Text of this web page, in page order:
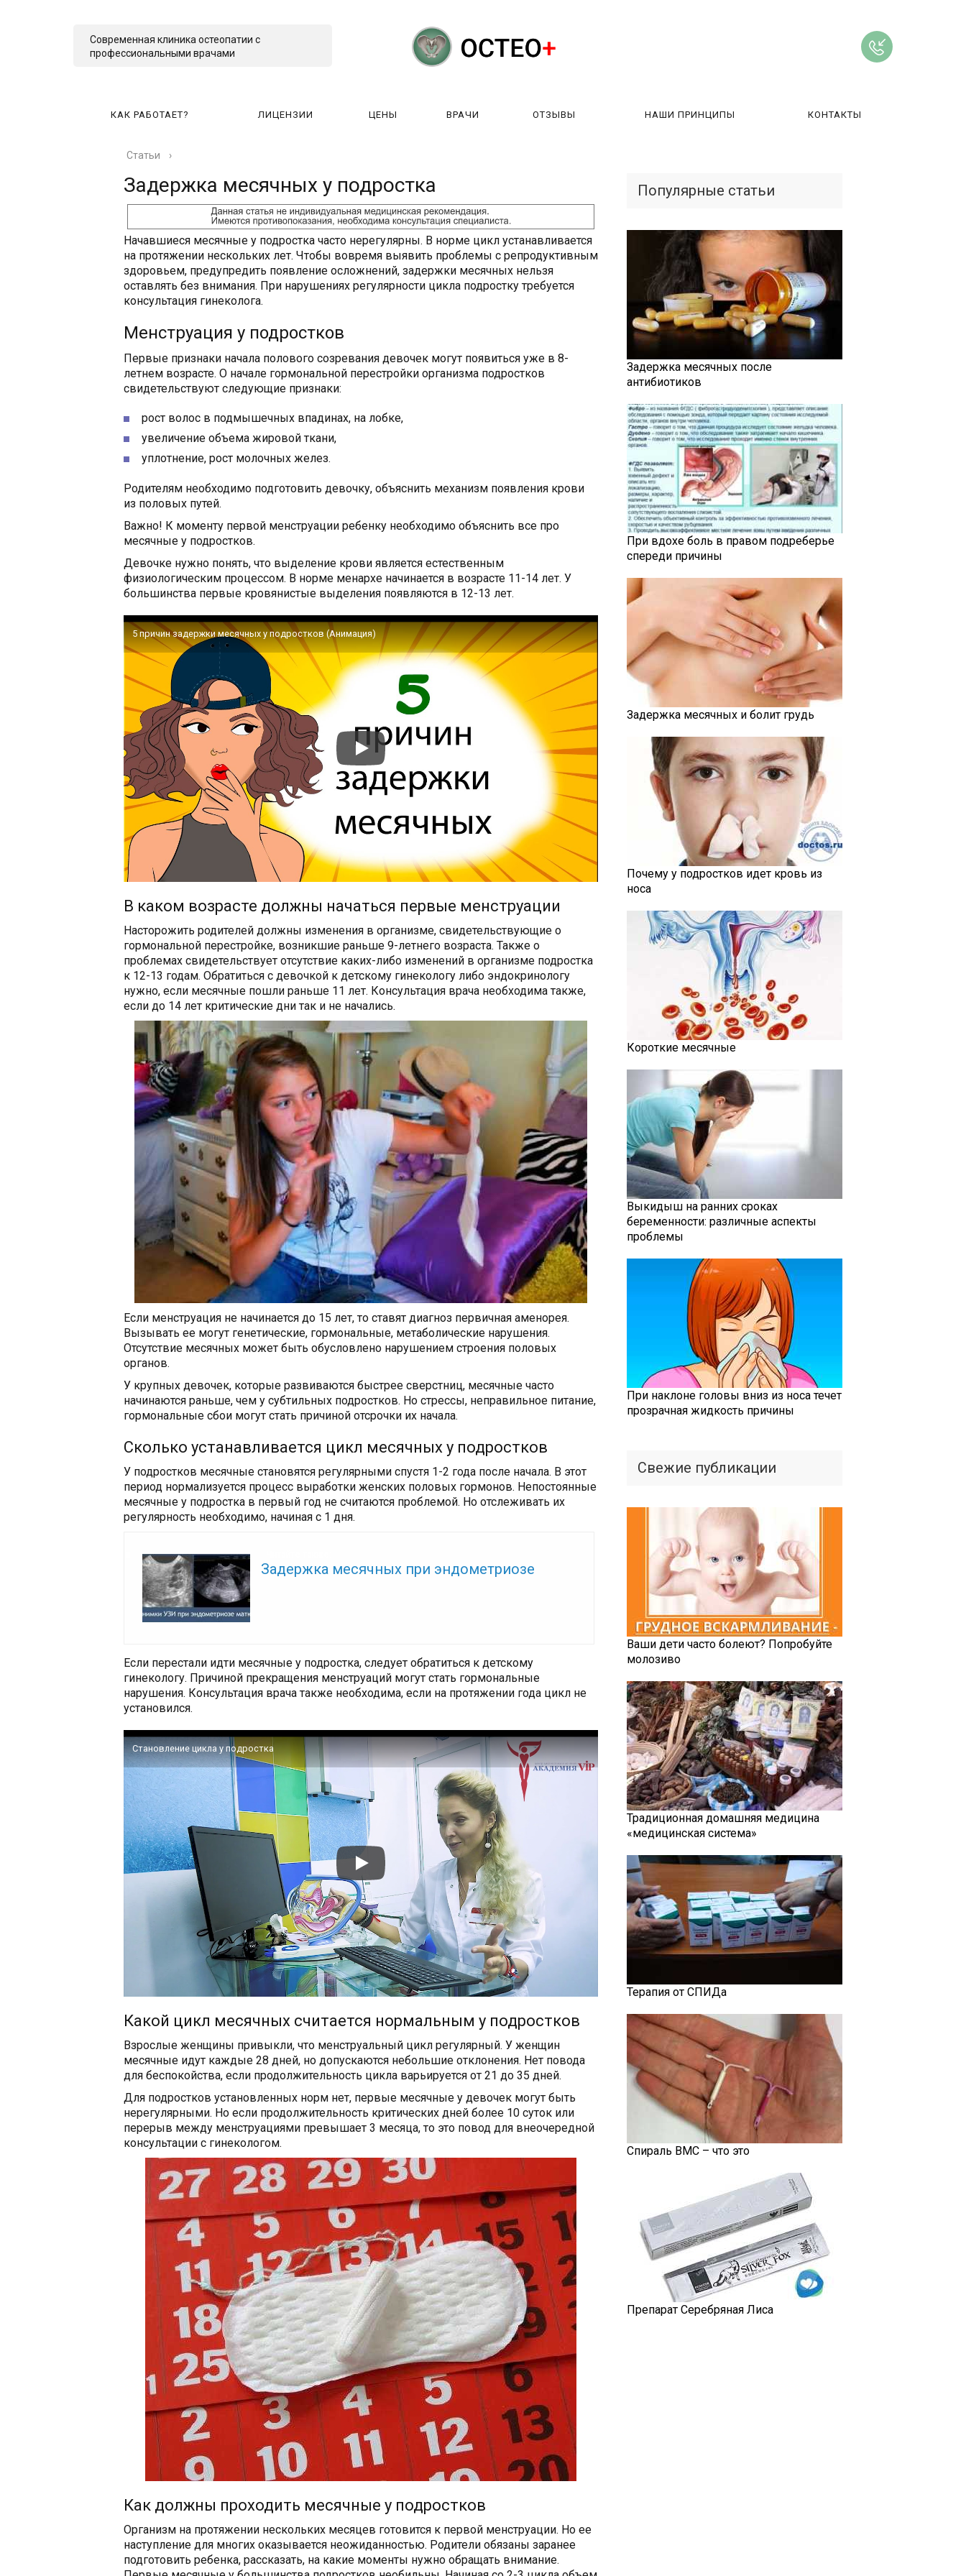
Современная клиника остеопатии с
профессиональными врачами
КАК РАБОТАЕТ? ЛИЦЕНЗИИ ЦЕНЫ ВРАЧИ ОТЗЫВЫ НАШИ ПРИНЦИПЫ КОНТАКТЫ
Статьи ›
Задержка месячных у подростка
Начавшиеся месячные у подростка часто нерегулярны. В норме цикл устанавливается
на протяжении нескольких лет. Чтобы вовремя выявить проблемы с репродуктивным
здоровьем, предупредить появление осложнений, задержки месячных нельзя
оставлять без внимания. При нарушениях регулярности цикла подростку требуется
консультация гинеколога.
Менструация у подростков
Первые признаки начала полового созревания девочек могут появиться уже в 8-
летнем возрасте. О начале гормональной перестройки организма подростков
свидетельствуют следующие признаки:
рост волос в подмышечных впадинах, на лобке,
увеличение объема жировой ткани,
уплотнение, рост молочных желез.
Родителям необходимо подготовить девочку, объяснить механизм появления крови
из половых путей.
Важно! К моменту первой менструации ребенку необходимо объяснить все про
месячные у подростков.
Девочке нужно понять, что выделение крови является естественным
физиологическим процессом. В норме менархе начинается в возрасте 11-14 лет. У
большинства первые кровянистые выделения появляются в 12-13 лет.
5 причин задержки месячных у подростков (Анимация)
В каком возрасте должны начаться первые менструации
Насторожить родителей должны изменения в организме, свидетельствующие о
гормональной перестройке, возникшие раньше 9-летнего возраста. Также о
проблемах свидетельствует отсутствие каких-либо изменений в организме подростка
к 12-13 годам. Обратиться с девочкой к детскому гинекологу либо эндокринологу
нужно, если месячные пошли раньше 11 лет. Консультация врача необходима также,
если до 14 лет критические дни так и не начались.
Если менструация не начинается до 15 лет, то ставят диагноз первичная аменорея.
Вызывать ее могут генетические, гормональные, метаболические нарушения.
Отсутствие месячных может быть обусловлено нарушением строения половых
органов.
У крупных девочек, которые развиваются быстрее сверстниц, месячные часто
начинаются раньше, чем у субтильных подростков. Но стрессы, неправильное питание,
гормональные сбои могут стать причиной отсрочки их начала.
Сколько устанавливается цикл месячных у подростков
У подростков месячные становятся регулярными спустя 1-2 года после начала. В этот
период нормализуется процесс выработки женских половых гормонов. Непостоянные
месячные у подростка в первый год не считаются проблемой. Но отслеживать их
регулярность необходимо, начиная с 1 дня.
Задержка месячных при эндометриозе
Если перестали идти месячные у подростка, следует обратиться к детскому
гинекологу. Причиной прекращения менструаций могут стать гормональные
нарушения. Консультация врача также необходима, если на протяжении года цикл не
установился.
Становление цикла у подростка
Какой цикл месячных считается нормальным у подростков
Взрослые женщины привыкли, что менструальный цикл регулярный. У женщин
месячные идут каждые 28 дней, но допускаются небольшие отклонения. Нет повода
для беспокойства, если продолжительность цикла варьируется от 21 до 35 дней.
Для подростков установленных норм нет, первые месячные у девочек могут быть
нерегулярными. Но если продолжительность критических дней более 10 суток или
перерыв между менструациями превышает 3 месяца, то это повод для внеочередной
консультации с гинекологом.
Как должны проходить месячные у подростков
Организм на протяжении нескольких месяцев готовится к первой менструации. Но ее
наступление для многих оказывается неожиданностью. Родители обязаны заранее
подготовить ребенка, рассказать, на какие моменты нужно обращать внимание.
Популярные статьи
Задержка месячных после
антибиотиков
При вдохе боль в правом подреберье
спереди причины
Задержка месячных и болит грудь
Почему у подростков идет кровь из
носа
Короткие месячные
Выкидыш на ранних сроках
беременности: различные аспекты
проблемы
При наклоне головы вниз из носа течет
прозрачная жидкость причины
Свежие публикации
Ваши дети часто болеют? Попробуйте
молозиво
Традиционная домашняя медицина
«медицинская система»
Терапия от СПИДа
Спираль ВМС – что это
Препарат Серебряная Лиса